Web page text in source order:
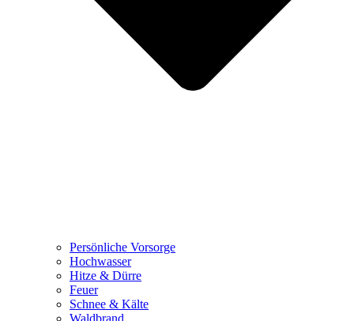
Persönliche Vorsorge
Hochwasser
Hitze & Dürre
Feuer
Schnee & Kälte